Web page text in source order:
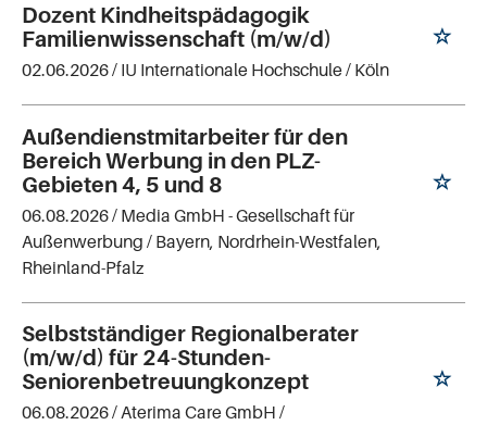
Dozent Kindheitspädagogik
Familienwissenschaft (m/w/d)
02.06.2026 / IU Internationale Hochschule/ Köln
Außendienstmitarbeiter für den
Bereich Werbung in den PLZ-
Gebieten 4, 5 und 8
06.08.2026 / Media GmbH - Gesellschaft für
Außenwerbung / Bayern, Nordrhein-Westfalen,
Rheinland-Pfalz
Selbstständiger Regionalberater
(m/w/d) für 24-Stunden-
Seniorenbetreuungkonzept
06.08.2026 /Aterima Care GmbH /